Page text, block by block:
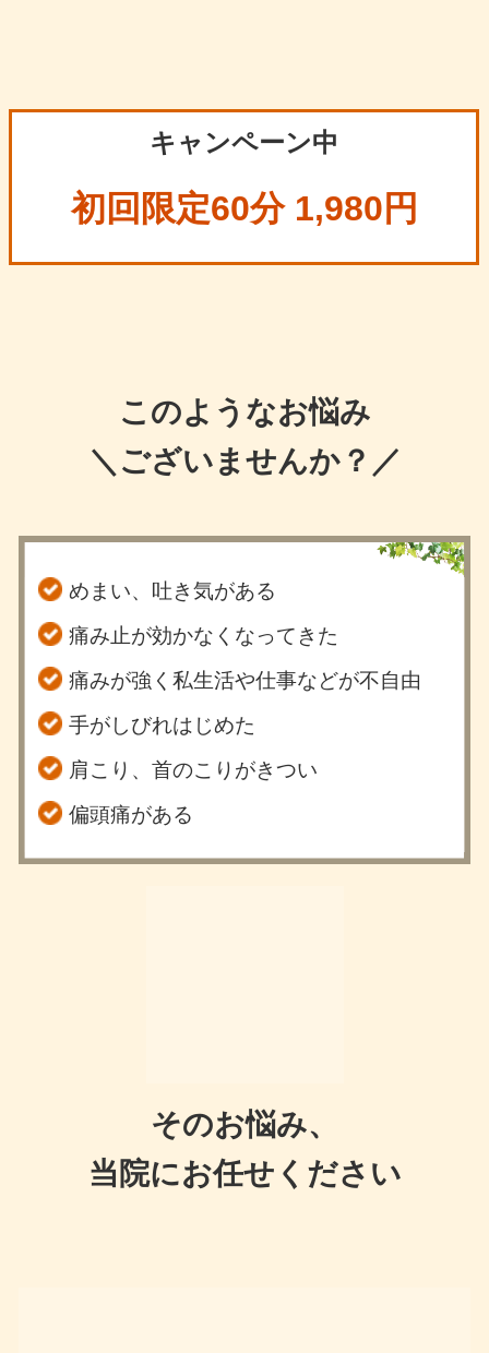
キャンペーン中
初回限定60分 1,980円
このようなお悩み
＼ございませんか？／
めまい、吐き気がある
痛み止が効かなくなってきた
痛みが強く私生活や仕事などが不自由
手がしびれはじめた
肩こり、首のこりがきつい
偏頭痛がある
そのお悩み、
当院にお任せください